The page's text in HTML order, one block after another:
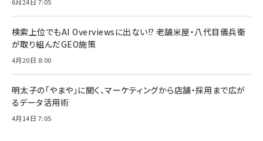
検索上位でもAI Overviewsに出ない!? 老舗米屋・八代目儀兵衛
が取り組んだGEO施策
4月20日 8:00
明太子の「やまや」に聞く、マーケティングから店舗・採用まで広が
るデータ活用術
4月14日 7:05